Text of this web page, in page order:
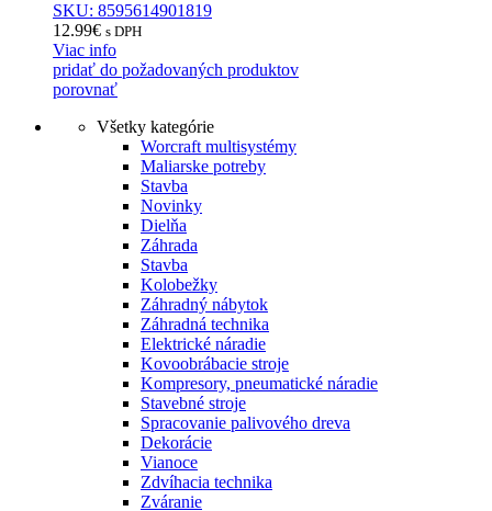
SKU: 8595614901819
12.99€ s DPH
Viac info
pridať do požadovaných produktov
porovnať
Všetky kategórie
Worcraft multisystémy
Maliarske potreby
Stavba
Novinky
Dielňa
Záhrada
Stavba
Kolobežky
Záhradný nábytok
Záhradná technika
Elektrické náradie
Kovoobrábacie stroje
Kompresory, pneumatické náradie
Stavebné stroje
Spracovanie palivového dreva
Dekorácie
Vianoce
Zdvíhacia technika
Zváranie